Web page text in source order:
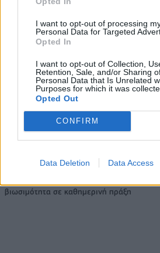
I want to opt-out of processing
Personal Data for Targeted
Opted In
I want to opt-out of Collection,
Retention, Sale, and/or Sharing
Personal Data that Is Unrelated
Purposes for which it was
Opted Out
CONFIRM
Data Deletion Data Access
VW: Η δύσκολη εξίσωση της
αναδιάρθρωσης
18η
ΟΤΕ
Alpha Bank: Για πρώτη φορά το Αρχαίο
βιωσιμότητα σε καθημερινή πράξη